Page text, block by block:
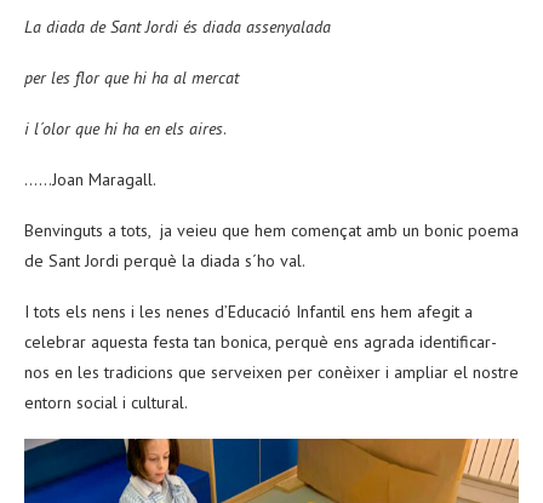
La diada de Sant Jordi és diada assenyalada
per les flor que hi ha al mercat
i l´olor que hi ha en els aires.
……Joan Maragall.
Benvinguts a tots, ja veieu que hem començat amb un bonic poema
de Sant Jordi perquè la diada s´ho val.
I tots els nens i les nenes d’Educació Infantil ens hem afegit a
celebrar aquesta festa tan bonica, perquè ens agrada identificar-
nos en les tradicions que serveixen per conèixer i ampliar el nostre
entorn social i cultural.